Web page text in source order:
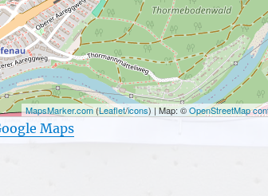
MapsMarker.com(Leaflet/icons) | Map: ©OpenStreetMap
Maps